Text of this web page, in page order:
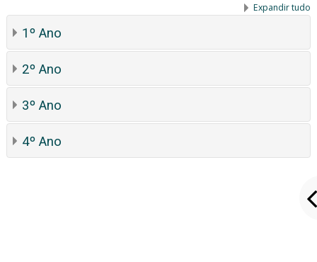
Expandir tudo
1º Ano
2º Ano
3º Ano
4º Ano